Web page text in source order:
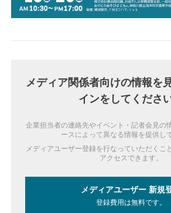
メディア関係者向けの情報を
インをしてください
企業担当者の連絡先やイベント・記者会見の
ースによって異なる情報を提供し
メディアユーザー登録を行なっていただくこ
アクセスできます。
メディアユーザー 新規
登録費用は無料です。